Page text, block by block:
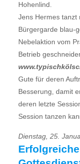
Hohenlind.
Jens Hermes tanzt
Bürgergarde blau-
Nebelaktion vom
Betrieb
Gute für deren
Besserung, damit
deren letzte
Session tanzen
Dienstag, 25.